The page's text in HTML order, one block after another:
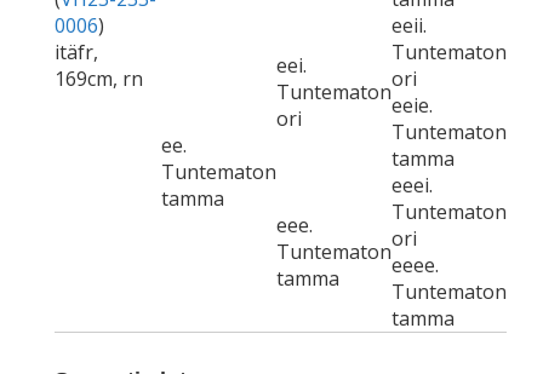
0006)
itäfr,
169cm, rn
ee.
Tuntematon
tamma
eei.
Tuntematon
ori
eeii.
Tuntematon
ori
eeie.
Tuntematon
tamma
eee.
Tuntematon
tamma
eeei.
Tuntematon
ori
eeee.
Tuntematon
tamma